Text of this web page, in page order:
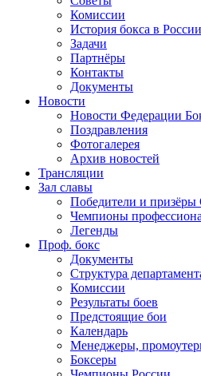
Комиссии
История бокса в России
Задачи
Партнёры
Контакты
Документы
Новости
Новости Федерации
Поздравления
Фотогалерея
Архив новостей
Трансляции
Зал славы
Победители и
Чемпионы
Легенды
Проф. бокс
Документы
Структура
Комиссии
Результаты боев
Предстоящие бои
Календарь
Менеджеры,
Боксеры